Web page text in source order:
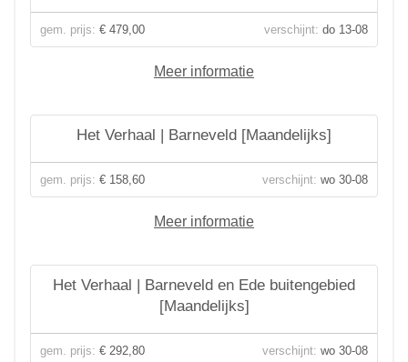
gem. prijs: € 479,00 verschijnt: do 13-08
Meer informatie
Het Verhaal | Barneveld [Maandelijks]
gem. prijs: € 158,60 verschijnt: wo 30-08
Meer informatie
Het Verhaal | Barneveld en Ede buitengebied
[Maandelijks]
gem. prijs: € 292,80 verschijnt: wo 30-08